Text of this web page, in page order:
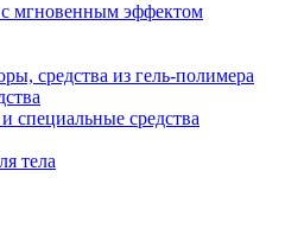
мгновенным эффектом
средства из гель-полимера
специальные средства
тела